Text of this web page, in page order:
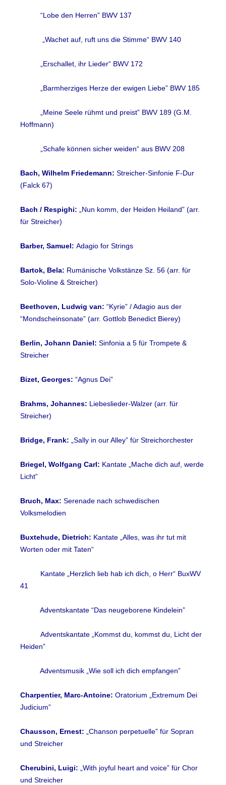
“Lobe den Herren” BWV 137
„Wachet auf, ruft uns die Stimme“ BWV 140
„Erschallet, ihr Lieder“ BWV 172
„Barmherziges Herze der ewigen Liebe” BWV 185
„Meine Seele rühmt und preist” BWV 189 (G.M.
Hoffmann)
„Schafe können sicher weiden“ aus BWV 208
Bach, Wilhelm Friedemann: Streicher-Sinfonie F-Dur
(Falck 67)
Bach / Respighi: „Nun komm, der Heiden Heiland” (arr.
für Streicher)
Barber, Samuel: Adagio for Strings
Bartok, Bela: Rumänische Volkstänze Sz. 56 (arr. für
Solo-Violine & Streicher)
Beethoven, Ludwig van: “Kyrie” / Adagio aus der
“Mondscheinsonate” (arr. Gottlob Benedict Bierey)
Berlin, Johann Daniel: Sinfonia a 5 für Trompete &
Streicher
Bizet, Georges: “Agnus Dei”
Brahms, Johannes: Liebeslieder-Walzer (arr. für
Streicher)
Bridge, Frank: „Sally in our Alley” für Streichorchester
Briegel, Wolfgang Carl: Kantate „Mache dich auf, werde
Licht”
Bruch, Max: Serenade nach schwedischen
Volksmelodien
Buxtehude, Dietrich: Kantate „Alles, was ihr tut mit
Worten oder mit Taten“
Kantate „Herzlich lieb hab ich dich, o Herr“ BuxWV
41
Adventskantate “Das neugeborene Kindelein”
Adventskantate „Kommst du, kommst du, Licht der
Heiden”
Adventsmusik „Wie soll ich dich empfangen”
Charpentier, Marc-Antoine: Oratorium „Extremum Dei
Judicium”
Chausson, Ernest: „Chanson perpetuelle” für Sopran
und Streicher
Cherubini, Luigi: „With joyful heart and voice” für Chor
und Streicher